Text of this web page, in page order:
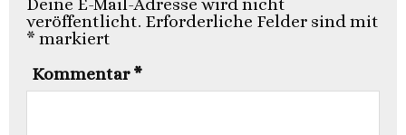
Deine E-Mail-Adresse wird nicht
veröffentlicht. Erforderliche Felder sind mit
* markiert
Kommentar*